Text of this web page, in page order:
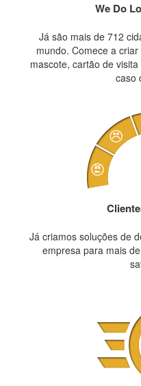
We Do
Já são mais de 712
mundo. Comece a
mascote, cartão de
caso
Já criamos soluções de
empresa para mais